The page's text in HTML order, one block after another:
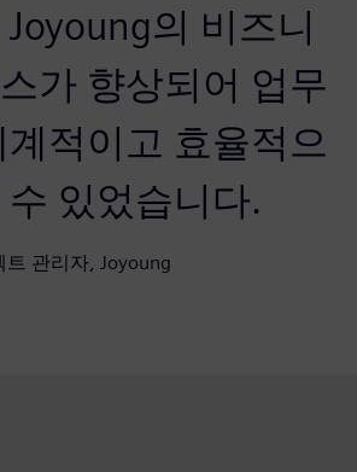
의 비즈니
가 향상되어 업무
적이고 효율적으
수 있었습니다.
트 관리자, Joyoung